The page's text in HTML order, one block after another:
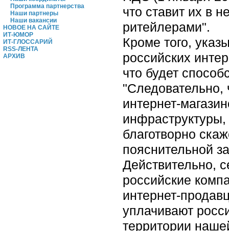
Программа партнерства
Наши партнеры
Наши вакансии
НОВОЕ НА САЙТЕ
ИТ-ЮМОР
ИТ-ГЛОССАРИЙ
RSS-ЛЕНТА
АРХИВ
что ставит их в
ритейлерами".
Кроме того,
российских
что будет
"Следовательно,
интернет-
инфраструктуры,
благотворно
пояснительной
Действительно,
российские
интернет-
уплачивают
территории